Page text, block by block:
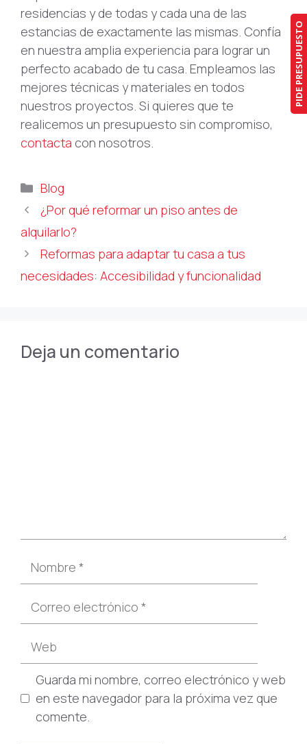
residencias y de todas y cada una de las
estancias de exactamente las mismas. Confía
en nuestra amplia experiencia para lograr un
perfecto acabado de tu casa. Empleamos las
mejores técnicas y materiales en todos
nuestros proyectos. Si quieres que te
realicemos un presupuesto sin compromiso,
contacta con nosotros.
Categorías
Blog
¿Por qué reformar un piso antes de
alquilarlo?
Reformas para adaptar tu casa a tus
necesidades: Accesibilidad y funcionalidad
Deja un comentario
Nombre
Correo
Web
Guarda mi nombre, correo electrónico y web
en este navegador para la próxima vez que
comente.
PIDE PRESUPUESTO